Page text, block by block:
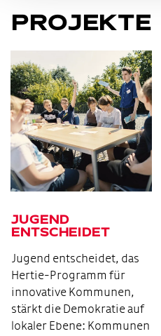
PROJEKTE
JUGEND
ENTSCHEIDET
Jugend entscheidet, das
Hertie-Programm für
innovative Kommunen,
stärkt die Demokratie auf
lokaler Ebene: Kommunen